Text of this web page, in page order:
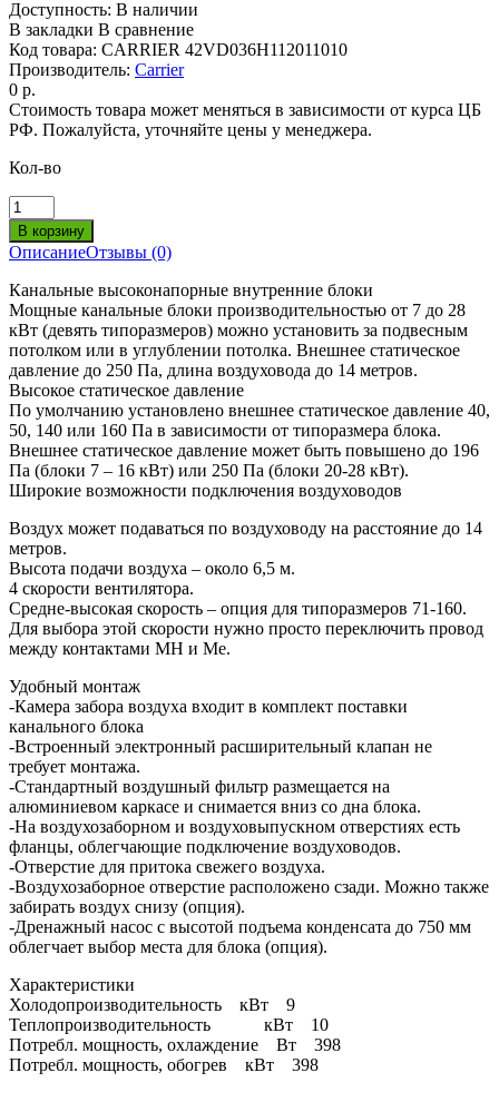
Доступность: В наличии
В закладки В сравнение
Код товара: CARRIER 42VD036H112011010
Производитель: Carrier
0 р.
Стоимость товара может меняться в зависимости от курса ЦБ
РФ. Пожалуйста, уточняйте цены у менеджера.
Кол-во
ОписаниеОтзывы (0)
Канальные высоконапорные внутренние блоки
Мощные канальные блоки производительностью от 7 до 28
кВт (девять типоразмеров) можно установить за подвесным
потолком или в углублении потолка. Внешнее статическое
давление до 250 Па, длина воздуховода до 14 метров.
Высокое статическое давление
По умолчанию установлено внешнее статическое давление 40,
50, 140 или 160 Па в зависимости от типоразмера блока.
Внешнее статическое давление может быть повышено до 196
Па (блоки 7 – 16 кВт) или 250 Па (блоки 20-28 кВт).
Широкие возможности подключения воздуховодов
Воздух может подаваться по воздуховоду на расстояние до 14
метров.
Высота подачи воздуха – около 6,5 м.
4 скорости вентилятора.
Средне-высокая скорость – опция для типоразмеров 71-160.
Для выбора этой скорости нужно просто переключить провод
между контактами MH и Me.
Удобный монтаж
-Камера забора воздуха входит в комплект поставки
канального блока
-Встроенный электронный расширительный клапан не
требует монтажа.
-Стандартный воздушный фильтр размещается на
алюминиевом каркасе и снимается вниз со дна блока.
-На воздухозаборном и воздуховыпускном отверстиях есть
фланцы, облегчающие подключение воздуховодов.
-Отверстие для притока свежего воздуха.
-Воздухозаборное отверстие расположено сзади. Можно также
забирать воздух снизу (опция).
-Дренажный насос с высотой подъема конденсата до 750 мм
облегчает выбор места для блока (опция).
Характеристики
Холодопроизводительность кВт 9
Теплопроизводительность кВт 10
Потребл. мощность, охлаждение Вт 398
Потребл. мощность, обогрев кВт 398